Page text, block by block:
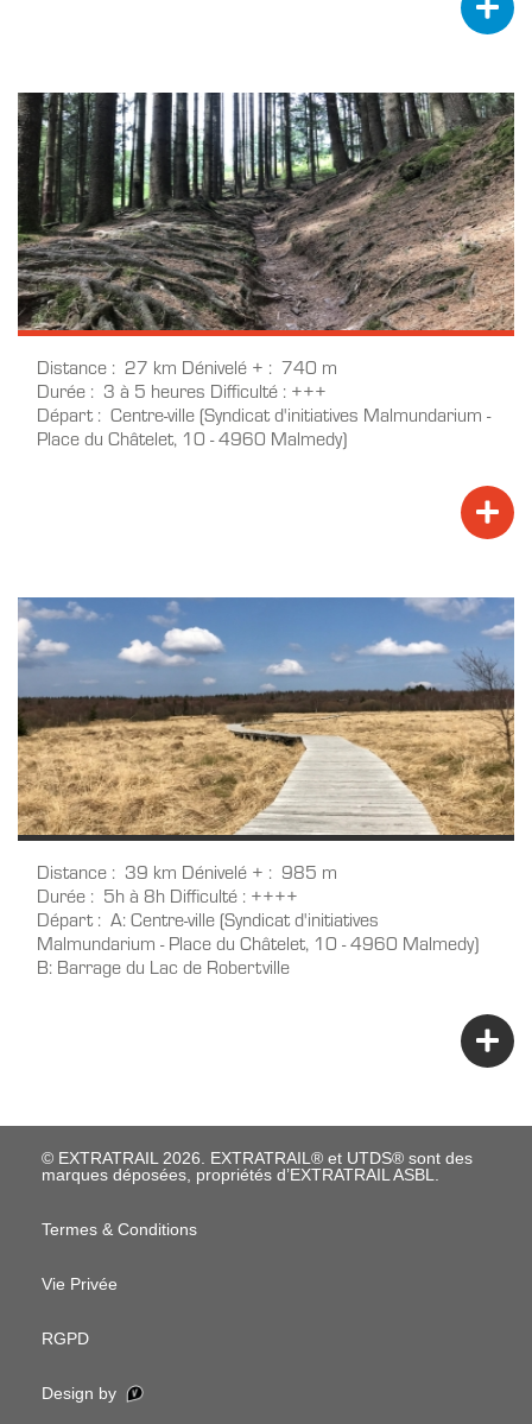
Distance 27 km Dénivelé +
740 m
Durée
3 à 5 heures Difficulté +++
Départ
Centre-ville (Syndicat d'initiatives Malmundarium -
Place du Châtelet, 10 - 4960 Malmedy)
Distance 39 km Dénivelé +
985 m
Durée
5h à 8h Difficulté ++++
Départ
A: Centre-ville (Syndicat d'initiatives
Malmundarium - Place du Châtelet, 10 - 4960 Malmedy)
B: Barrage du Lac de Robertville
© EXTRATRAIL 2026. EXTRATRAIL® et UTDS® sont des
marques déposées, propriétés d’EXTRATRAIL ASBL.
M
Termes & Conditions
Vie Privée
RGPD
Design by